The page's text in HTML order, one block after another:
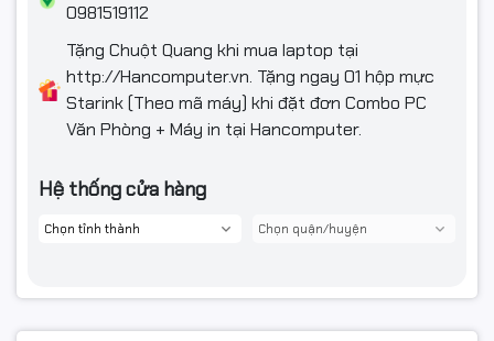
0981519112
Tặng Chuột Quang khi mua laptop tại
http://Hancomputer.vn. Tặng ngay 01 hộp mực
Starink (Theo mã máy) khi đặt đơn Combo PC
Văn Phòng + Máy in tại Hancomputer.
Hệ thống cửa hàng